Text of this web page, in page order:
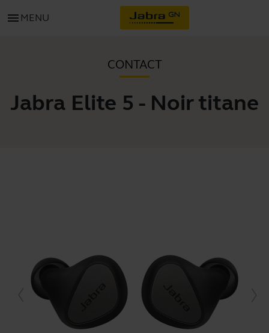
menu MENU
CONTACT
Jabra Elite 5 - Noir titane